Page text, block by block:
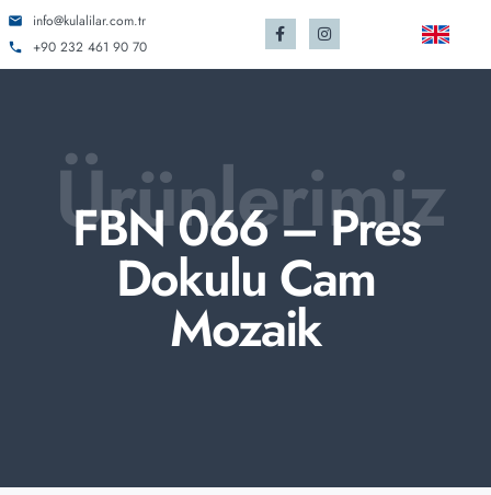
info@kulalilar.com.tr
+90 232 461 90 70
Ürünlerimiz
FBN 066 – Pres
Dokulu Cam
Mozaik